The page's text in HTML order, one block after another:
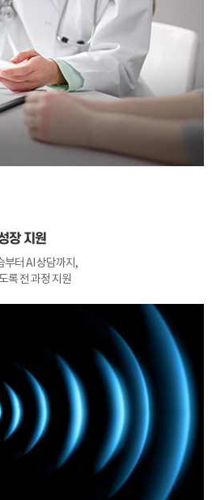
장 지원
부터 AI 상담까지,
록 전 과정 지원